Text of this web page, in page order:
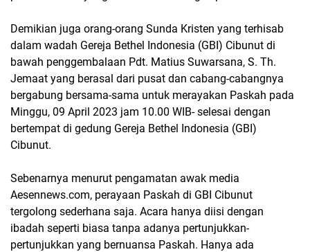
Demikian juga orang-orang Sunda Kristen yang terhisab
dalam wadah Gereja Bethel Indonesia (GBI) Cibunut di
bawah penggembalaan Pdt. Matius Suwarsana, S. Th.
Jemaat yang berasal dari pusat dan cabang-cabangnya
bergabung bersama-sama untuk merayakan Paskah pada
Minggu, 09 April 2023 jam 10.00 WIB- selesai dengan
bertempat di gedung Gereja Bethel Indonesia (GBI)
Cibunut.
Sebenarnya menurut pengamatan awak media
Aesennews.com, perayaan Paskah di GBI Cibunut
tergolong sederhana saja. Acara hanya diisi dengan
ibadah seperti biasa tanpa adanya pertunjukkan-
pertunjukkan yang bernuansa Paskah. Hanya ada